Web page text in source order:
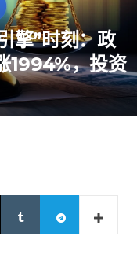
擎”时刻：政
1994%，投资